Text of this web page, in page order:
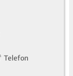
Telefon